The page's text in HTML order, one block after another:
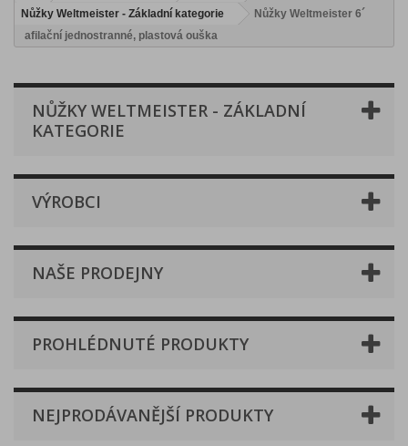
Nůžky Weltmeister - Základní kategorie
Nůžky Weltmeister 6´
afilační jednostranné, plastová ouška
NŮŽKY WELTMEISTER - ZÁKLADNÍ
KATEGORIE
VÝROBCI
NAŠE PRODEJNY
PROHLÉDNUTÉ PRODUKTY
NEJPRODÁVANĚJŠÍ PRODUKTY